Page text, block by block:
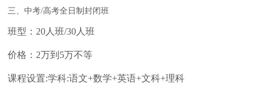
三、中考/高考全日制封闭班
班型：20人班/30人班
价格：2万到5万不等
课程设置:学科:语文+数学+英语+文科+理科